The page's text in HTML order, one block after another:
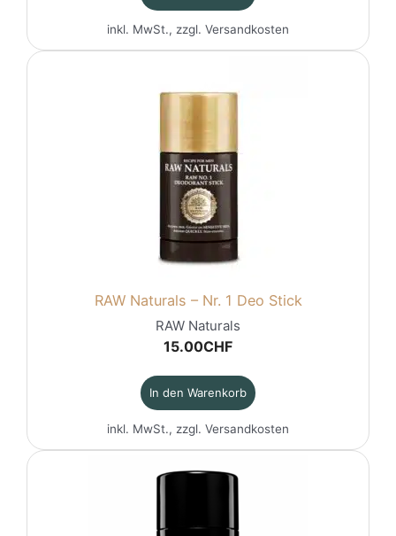
inkl. MwSt., zzgl. Versandkosten
RAW Naturals – Nr. 1 Deo Stick
RAW Naturals
15.00CHF
In den Warenkorb
inkl. MwSt., zzgl. Versandkosten